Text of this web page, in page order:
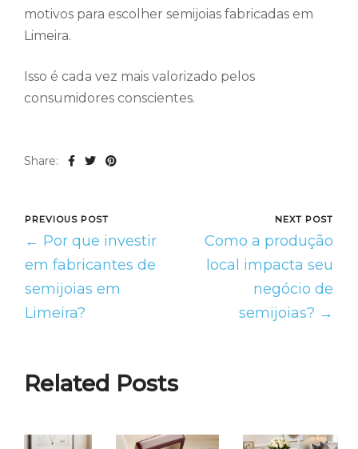
motivos para escolher semijoias fabricadas em
Limeira.
Isso é cada vez mais valorizado pelos
consumidores conscientes.
Share:
PREVIOUS POST
← Por que investir
em fabricantes de
semijoias em
Limeira?
NEXT POST
Como a produção
local impacta seu
negócio de
semijoias? →
Related Posts